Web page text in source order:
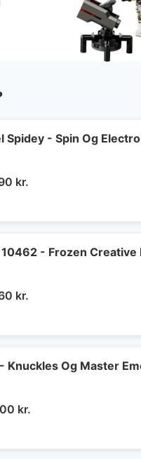
Spidey - Spin Og
kr.
- Frozen Creative
kr.
Knuckles Og Master
kr.